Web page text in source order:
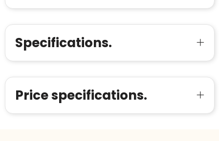
Specifications.
Price specifications.